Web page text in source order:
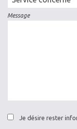
concernée
Message
Je désire rester